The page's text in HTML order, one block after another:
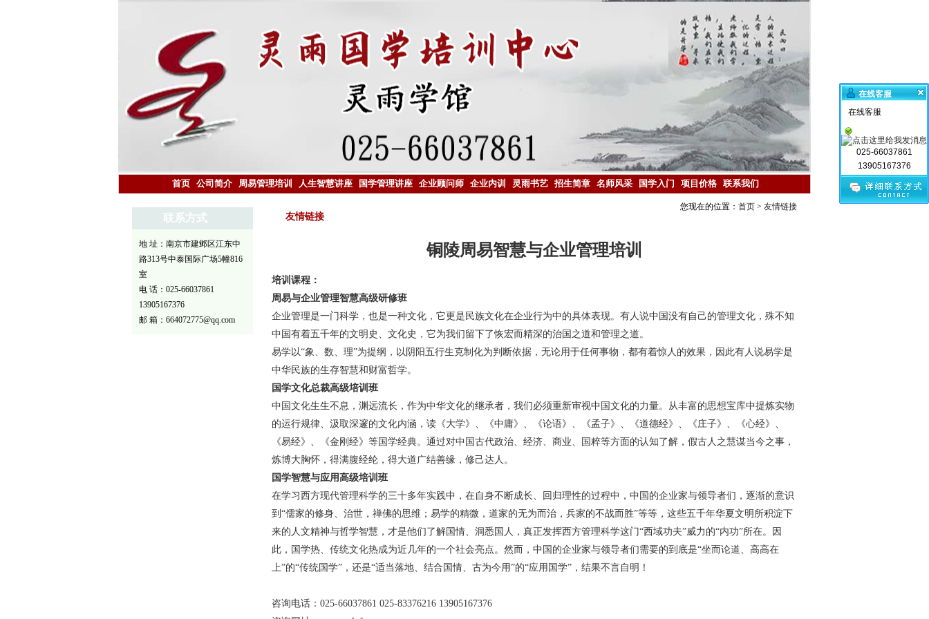
首页 公司简介 周易管理培训 人生智慧讲座 国学管理讲座 企业顾问师 企业内训 灵雨书艺 招生简章 名师风采 国学入门 项目价格 联系我们
联系方式
地 址：南京市建邺区江东中
路313号中泰国际广场5幢816
室
电 话：025-66037861
13905167376
邮 箱：664072775@qq.com
友情链接
您现在的位置： 首页 > 友情链接
铜陵周易智慧与企业管理培训
培训课程：
周易与企业管理智慧高级研修班
企业管理是一门科学，也是一种文化，它更是民族文化在企业行为中的具体表现。有人说中国没有自己的管理文化，殊不知
中国有着五千年的文明史、文化史，它为我们留下了恢宏而精深的治国之道和管理之道。
易学以“象、数、理”为提纲，以阴阳五行生克制化为判断依据，无论用于任何事物，都有着惊人的效果，因此有人说易学是
中华民族的生存智慧和财富哲学。
国学文化总裁高级培训班
中国文化生生不息，渊远流长，作为中华文化的继承者，我们必须重新审视中国文化的力量。从丰富的思想宝库中提炼实物
的运行规律、汲取深邃的文化内涵，读《大学》、《中庸》、《论语》、《孟子》、《道德经》、《庄子》、《心经》、
《易经》、《金刚经》等国学经典。通过对中国古代政治、经济、商业、国粹等方面的认知了解，假古人之慧谋当今之事，
炼博大胸怀，得满腹经纶，得大道广结善缘，修己达人。
国学智慧与应用高级培训班
在学习西方现代管理科学的三十多年实践中，在自身不断成长、回归理性的过程中，中国的企业家与领导者们，逐渐的意识
到“儒家的修身、治世，禅佛的思维；易学的精微，道家的无为而治，兵家的不战而胜”等等，这些五千年华夏文明所积淀下
来的人文精神与哲学智慧，才是他们了解国情、洞悉国人，真正发挥西方管理科学这门“西域功夫”威力的“内功”所在。因
此，国学热、传统文化热成为近几年的一个社会亮点。然而，中国的企业家与领导者们需要的到底是“坐而论道、高高在
上”的“传统国学”，还是“适当落地、结合国情、古为今用”的“应用国学”，结果不言自明！
咨询电话：025-66037861 025-83376216 13905167376
在线客服
在线客服
025-66037861
13905167376